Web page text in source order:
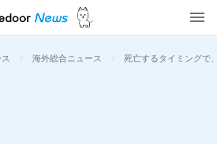
> 海外総合ニュース > 死亡するタイミングで